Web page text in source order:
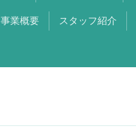
事業概要 スタッフ紹介